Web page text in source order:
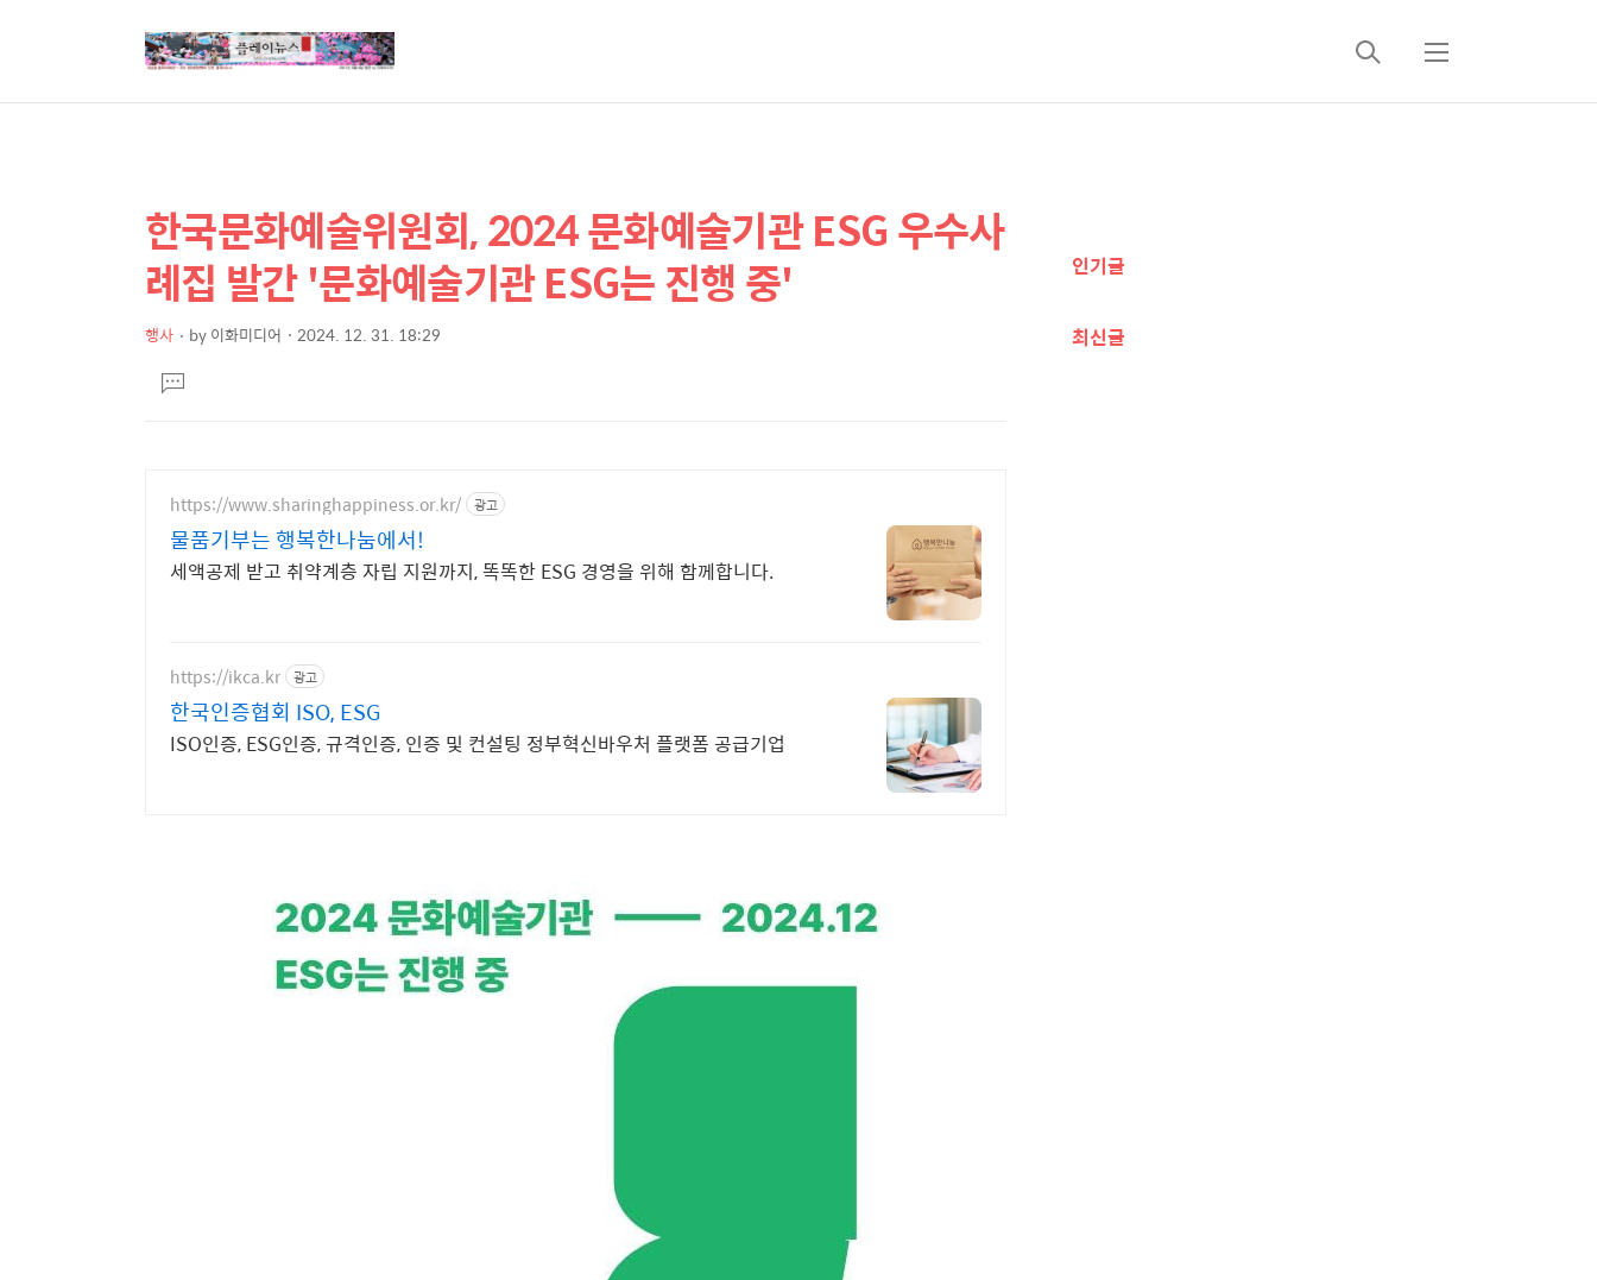
검
메
상
세
컨
텐
본
문
제
한국문화예술위원회, 2024 문화예술기관 ESG 우수사
례집 발간 '문화예술기관 ESG는 진행 중'
행사 by이화미디어 2024. 12. 31. 18:29
문댓
글
https://www.sharinghappiness.or.kr/ 광고
물품기부는 행복한나눔에서!
세액공제 받고 취약계층 자립 지원까지, 똑똑한 ESG 경영을 위해 함께합니다.
https://ikca.kr 광고
한국인증협회 ISO, ESG
ISO인증, ESG인증, 규격인증, 인증 및 컨설팅 정부혁신바우처 플랫폼 공급기업
가
보
인기글
최신글